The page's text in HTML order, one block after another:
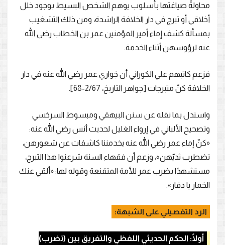
محاولةً صياغتها بأسلوب يوهم الشخص البسيط بوجود خلل
أخلاقي أو تبرج في دار الخلافة الراشدة، ومن ذلك التشغيب
بمسألة كشف إماء أمير المؤمنين عمر بن الخطاب رضي الله
عنه لرؤوسهن أثناء الخدمة.
فزعم كاتبهم علي الكوراني أن جَواري عمر رضي الله عنه في دار
الخلافة كنّ متبرجات [جواهر التاريخ، 2/67-68].
واستدل بما نقله عن سنن البيهقي ومبسوط السرخسي
وتصحيح الألباني في إرواء الغليل لحديث أنس رضي الله عنه:
«كنّ إماء عمر رضي الله عنه يخدمننا كاشفات عن شعورهن،
تضطرب ثديّهن»، وزعم أن فقهاء السنة شرعنوا هذا التبرج،
مستشهدًا بضرب عمر للأمة المتقنعة وقوله لها: «ألقي عنك
الخمار يا دفار».
الرد التفصيلي على الشبهة:
أولًا: الحكم الحديثي اللفظي والتفريق بين (تضرب)